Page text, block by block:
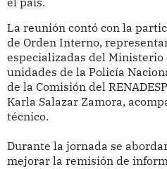
La reunión contó con la
de Orden Interno,
especializadas del
unidades de la Policía
de la Comisión del
Karla Salazar Zamora,
técnico.
Durante la jornada se
mejorar la remisión de